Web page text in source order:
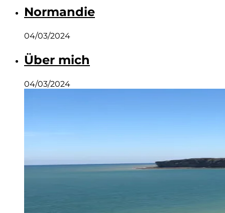
Normandie
04/03/2024
Über mich
04/03/2024